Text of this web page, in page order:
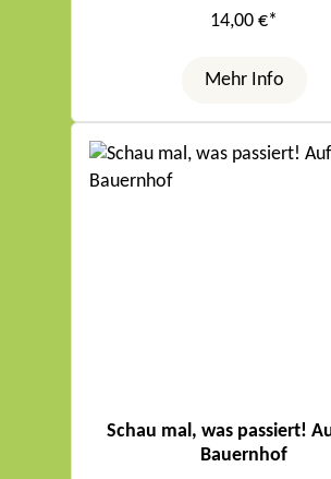
14,00 €*
Mehr Info
Schau mal, was passiert!
Bauernhof